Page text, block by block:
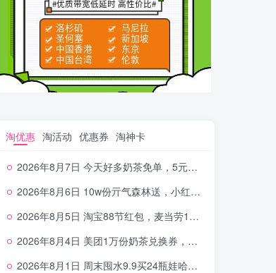
淘优惠 淘活动 优惠券 淘神卡
2026年8月7日 今天好多奶茶免单，5元农行省钱卡，京东抢0.01沪上，邮储5.88元等
2026年8月6日 10w份亓气森林送，小红书12元无门槛，中行电费30-10，0元柠檬水+0撸汉堡等
2026年8月5日 淘宝88节红包，麦当劳150万份柠檬水，三万份瑞幸免单，霸王9万份0.01券等
2026年8月4日 美团1万份奶茶兑换券，农行5E卡，中行支付超给利，美团领18个冰激凌，小米每天领2-6元等等
2026年8月1日 周末囤水9.9买24瓶娃哈哈，建行100元京东券，移动5元话费，麦当劳甜筒，交行立减金等